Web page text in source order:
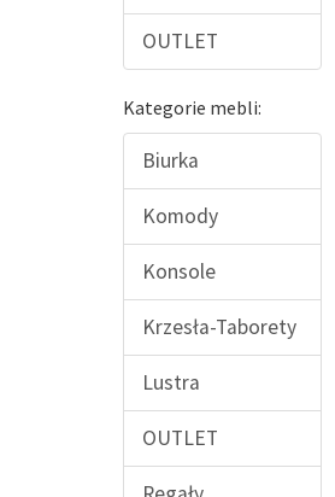
OUTLET
Kategorie mebli:
Biurka
Komody
Konsole
Krzesła-Taborety
Lustra
OUTLET